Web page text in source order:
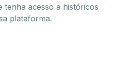
tenha acesso a históricos
plataforma.